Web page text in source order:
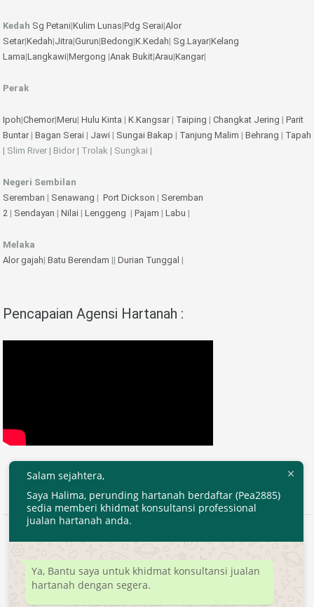
Kedah Sg Petani|Kulim Lunas|Pdg Serai|Alor
Setar|Kedah|Jitra|Gurun|Bedong|K.Kedah| Sg.Layar|Kelang
Lama|Langkawi|Mergong |Anak Bukit|Arau|Kangar|
Perak
Ipoh|Chemor|Meru| Hulu Kinta | K.Kangsar| Taiping | Changkat Jering | Parit
Buntar| Bagan Serai | Jawi | Sungai Bakap | Tanjung Malim | Behrang | Tapah
| Slim River | Bidor | Trolak | Sungkai |
Negeri Sembilan
Seremban | Senawang | Port Dickson | Seremban
2 | Sendayan | Nilai | Lenggeng | Pajam | Labu |
Melaka
Alor gajah| Batu Berendam || Durian Tunggal |
Pencapaian Agensi Hartanah :
Developed byMyTranspro
Salam sejahtera,
Saya Halima, perunding hartanah berdaftar (Pea2885)
sedia memberi khidmat konsultansi professional
jualan hartanah anda.
Ya, Bantu saya untuk khidmat konsultansi jualan
hartanah dengan segera.